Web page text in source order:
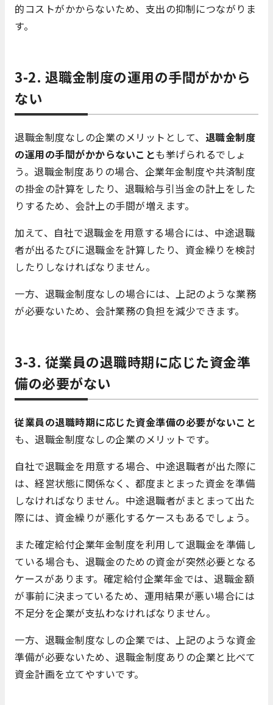
的コストがかからないため、支出の抑制につながりま
す。
3-2. 退職金制度の運用の手間がかから
ない
退職金制度なしの企業のメリットとして、 退職金制度
の運用の手間がかからないことも挙げられるでしょ
う。退職金制度ありの場合、企業年金制度や共済制度
の掛金の計算をしたり、退職給与引当金の計上をした
りするため、会計上の手間が増えます。
加えて、自社で退職金を用意する場合には、中途退職
者が出るたびに退職金を計算したり、資金繰りを検討
したりしなければなりません。
一方、退職金制度なしの場合には、上記のような業務
が必要ないため、会計業務の負担を減少できます。
3-3. 従業員の退職時期に応じた資金準
備の必要がない
従業員の退職時期に応じた資金準備の必要がないこと
も、退職金制度なしの企業のメリットです。
自社で退職金を用意する場合、中途退職者が出た際に
は、経営状態に関係なく、都度まとまった資金を準備
しなければなりません。中途退職者がまとまって出た
際には、資金繰りが悪化するケースもあるでしょう。
また確定給付企業年金制度を利用して退職金を準備し
ている場合も、退職金のための資金が突然必要となる
ケースがあります。確定給付企業年金では、退職金額
が事前に決まっているため、運用結果が悪い場合には
不足分を企業が支払わなければなりません。
一方、退職金制度なしの企業では、上記のような資金
準備が必要ないため、退職金制度ありの企業と比べて
資金計画を立てやすいです。